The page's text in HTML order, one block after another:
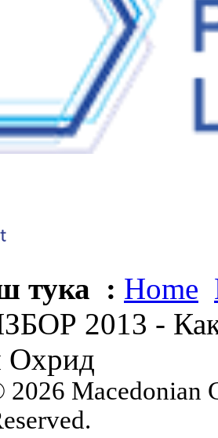
тука : Home
2013 - Како
Охрид
Macedonian